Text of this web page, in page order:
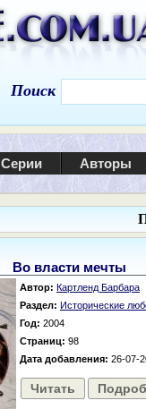
Поиск
Серии Авторы
Во власти мечты
Автор: Картленд Барбара
Раздел: Исторические
Год: 2004
Страниц: 98
Дата добавления: 26-07-
Читать